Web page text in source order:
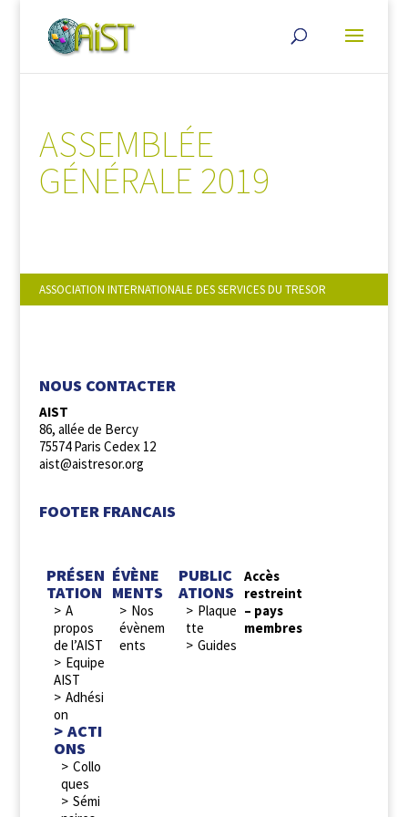
ASSEMBLÉE
GÉNÉRALE 2019
ASSOCIATION INTERNATIONALE DES SERVICES DU TRESOR
NOUS CONTACTER
AIST
86, allée de Bercy
75574 Paris Cedex 12
aist@aistresor.org
FOOTER FRANCAIS
PRÉSEN
TATION
A
propos
de l’AIST
Equipe
AIST
Adhési
on
ACTI
ONS
Collo
ques
Sémi
ÉVÈNE
MENTS
Nos
évènem
ents
PUBLIC
ATIONS
Plaque
tte
Guides
Accès
restreint
– pays
membres